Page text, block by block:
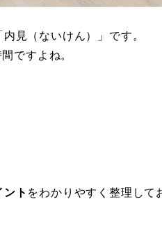
見（ないけん）」です。
ですよね。
ント をわかりやすく整理して